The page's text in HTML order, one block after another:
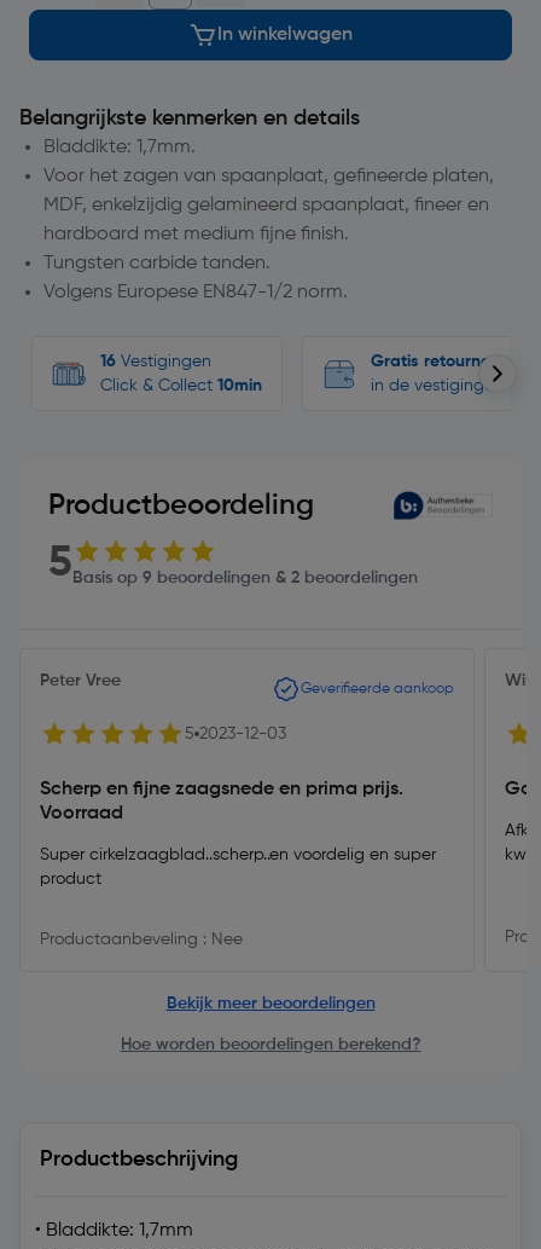
In winkelwagen
Belangrijkste kenmerken en details
Bladdikte: 1,7mm.
Voor het zagen van spaanplaat, gefineerde platen,
MDF, enkelzijdig gelamineerd spaanplaat, fineer en
hardboard met medium fijne finish.
Tungsten carbide tanden.
Volgens Europese EN847-1/2 norm.
16 Vestigingen
Click & Collect 10min
Gratis retourneren
in de vestigingen
Productbeoordeling
5 Basis op 9 beoordelingen & 2 beoordelingen
Peter Vree Geverifieerde aankoop
5 2023-12-03
Scherp en fijne zaagsnede en prima prijs.
Voorraad
Super cirkelzaagblad..scherp..en voordelig en super
product
Productaanbeveling : Nee
Bekijk meer beoordelingen
Hoe worden beoordelingen berekend?
Productbeschrijving
• Bladdikte: 1,7mm